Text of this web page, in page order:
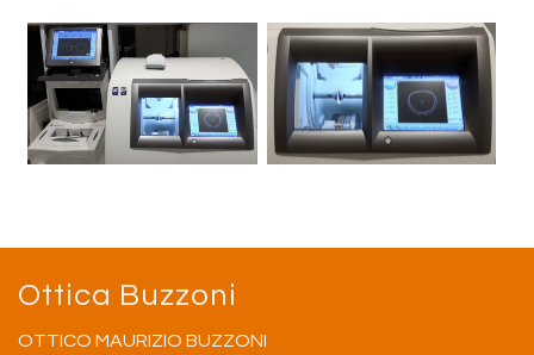
Ottica Buzzoni
OTTICO MAURIZIO BUZZONI